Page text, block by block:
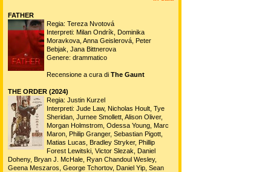
FATHER
Regia: Tereza Nvotová
Interpreti: Milan Ondrík, Dominika
Moravkova, Anna Geislerová, Peter
Bebjak, Jana Bittnerova
Genere: drammatico
Recensione a cura di The Gaunt
THE ORDER (2024)
Regia: Justin Kurzel
Interpreti: Jude Law, Nicholas Hoult, Tye
Sheridan, Jurnee Smollett, Alison Oliver,
Morgan Holmstrom, Odessa Young, Marc
Maron, Philip Granger, Sebastian Pigott,
Matias Lucas, Bradley Stryker, Phillip
Forest Lewitski, Victor Slezak, Daniel
Doheny, Bryan J. McHale, Ryan Chandoul Wesley,
Geena Meszaros, George Tchortov, Daniel Yip, Sean